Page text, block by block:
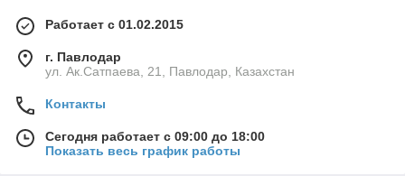
Работает с 01.02.2015
г. Павлодар
ул. Ак.Сатпаева, 21, Павлодар, Казахстан
Контакты
Сегодня работает с 09:00 до 18:00
Показать весь график работы